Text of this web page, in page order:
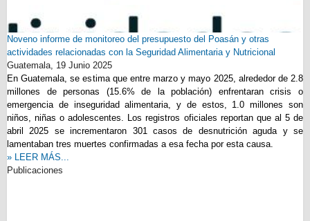
Noveno informe de monitoreo del presupuesto del Poasán y otras
actividades relacionadas con la Seguridad Alimentaria y Nutricional
Guatemala, 19 Junio 2025
En Guatemala, se estima que entre marzo y mayo 2025, alrededor de 2.8
millones de personas (15.6% de la población) enfrentaran crisis o
emergencia de inseguridad alimentaria, y de estos, 1.0 millones son
niños, niñas o adolescentes. Los registros oficiales reportan que al 5 de
abril 2025 se incrementaron 301 casos de desnutrición aguda y se
lamentaban tres muertes confirmadas a esa fecha por esta causa.
» LEER MÁS...
Publicaciones